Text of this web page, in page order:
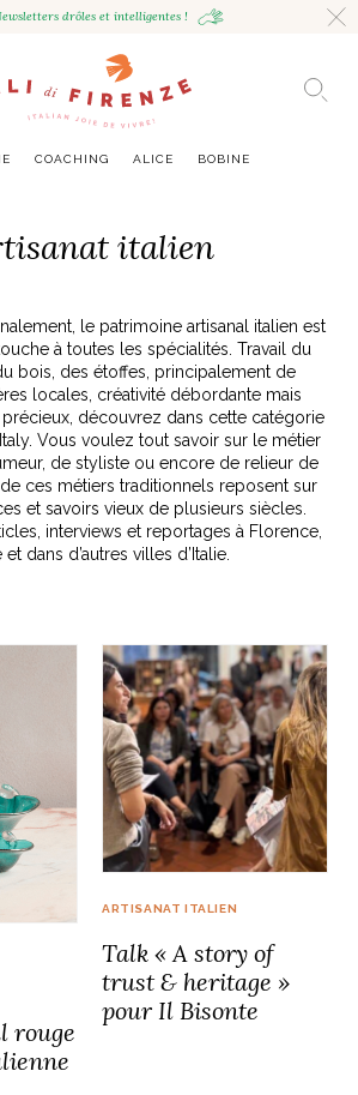
drôles et intelligentes !
COACHING ALICE BOBINE
GUIDE
AU SOIN DE SOI
RAYONNER
BELLEZZA
DÉCOUVRIR
LE DÉCOR ITALIEN
DE VIVRE ITALIEN
de style,
Ferri
ITALIEN
cuirs de
EN TÊTE-À-TÊTE
Passeggiata à
Florence
MONTE LE SON
Mes podcasts
WEBSERIE
Dolce Follia
italien
le patrimoine artisanal italien est
à toutes les spécialités. Travail du
bois, des étoffes, principalement de
locales, créativité débordante mais
découvrez dans cette catégorie
Italy. Vous voulez tout savoir sur le métier
de styliste ou encore de relieur de
ces métiers traditionnels reposent sur
et savoirs vieux de plusieurs siècles.
interviews et reportages à Florence,
et dans d’autres villes d’Italie.
rouge
ARTISANAT ITALIEN
Talk « A story of
trust & heritage »
pour Il Bisonte